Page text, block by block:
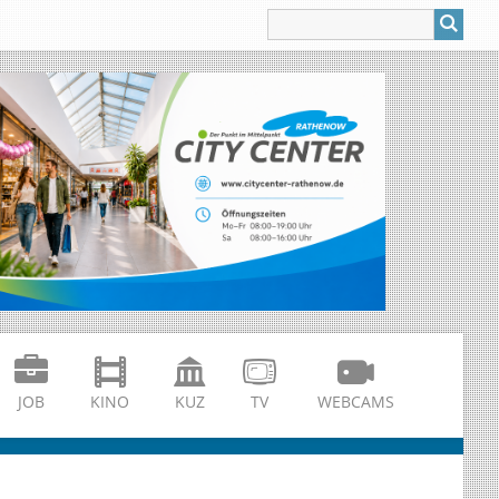
JOB KINO KUZ TV WEBCAMS